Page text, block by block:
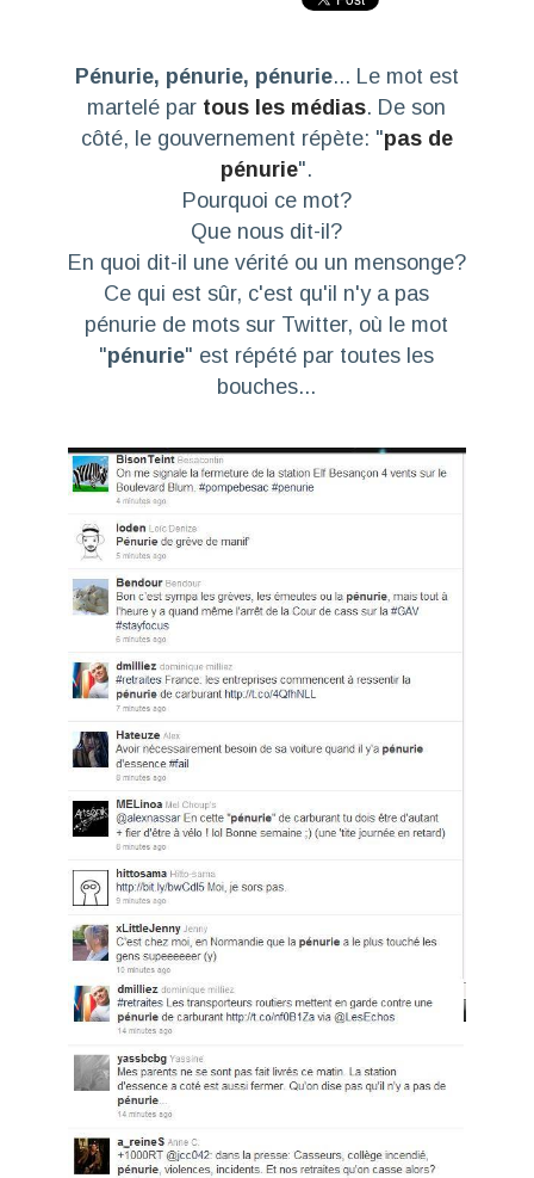
Pénurie, pénurie, pénurie... Le mot est
martelé par tous les médias. De son
côté, le gouvernement répète: "pas de
pénurie".
Pourquoi ce mot?
Que nous dit-il?
En quoi dit-il une vérité ou un mensonge?
Ce qui est sûr, c'est qu'il n'y a pas
pénurie de mots sur Twitter, où le mot
"pénurie" est répété par toutes les
bouches...